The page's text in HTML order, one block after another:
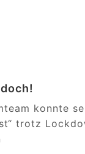
konnte
trotz